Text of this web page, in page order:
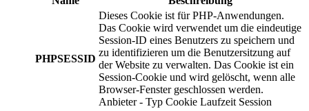
PHPSESSID
Dieses Cookie ist für PHP-Anwendungen.
Das Cookie wird verwendet um die eindeutige
Session-ID eines Benutzers zu speichern und
zu identifizieren um die Benutzersitzung auf
der Website zu verwalten. Das Cookie ist ein
Session-Cookie und wird gelöscht, wenn alle
Browser-Fenster geschlossen werden.
Anbieter - Typ Cookie Laufzeit Session